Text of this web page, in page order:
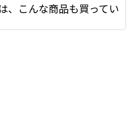
、こんな商品も買ってい